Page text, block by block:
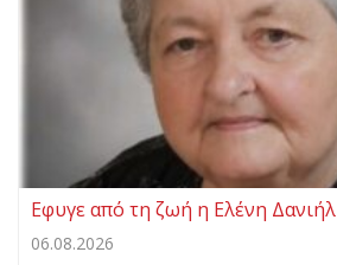
Εφυγε από τη ζωή η Ελένη Δανιήλ
06.08.2026